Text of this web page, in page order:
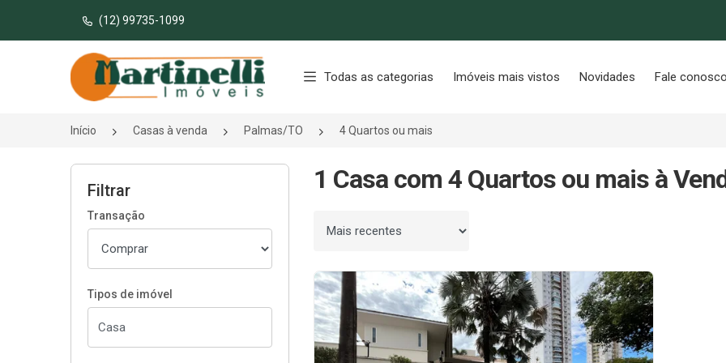
(12) 99735-1099
Página inicial
Todas as categorias Imóveis mais vistos Novidades Fale conosco
Início Casas à venda Palmas/TO 4 Quartos ou mais
Filtrar
Transação
Tipos de imóvel
1 Casa com 4 Quartos ou mais à
Ordenar por